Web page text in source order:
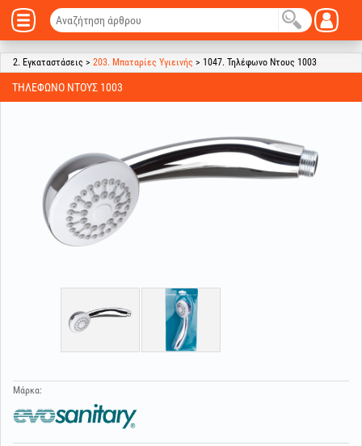
2. Εγκαταστάσεις > 203. Μπαταρίες Υγιεινής > 1047. Τηλέφωνο Ντους 1003
ΤΗΛΈΦΩΝΟ ΝΤΟΥΣ 1003
Μάρκα: